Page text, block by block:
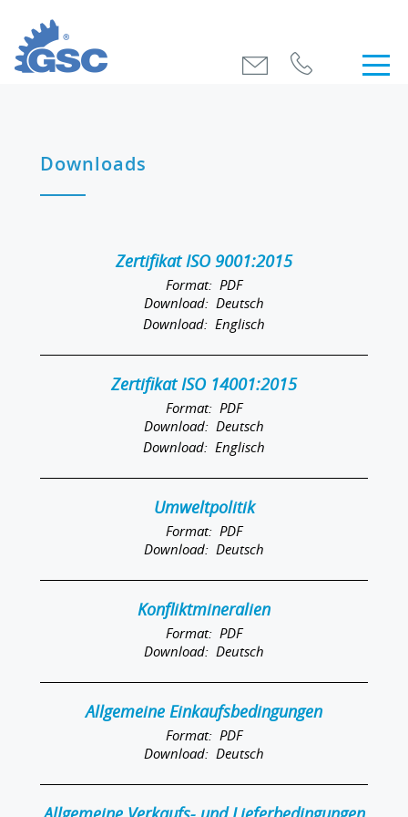
Downloads
Zertifikat ISO 9001:2015
PDF
Deutsch
Englisch
Zertifikat ISO 14001:2015
PDF
Deutsch
Englisch
Umweltpolitik
PDF
Deutsch
Konfliktmineralien
PDF
Deutsch
Allgemeine Einkaufsbedingungen
PDF
Deutsch